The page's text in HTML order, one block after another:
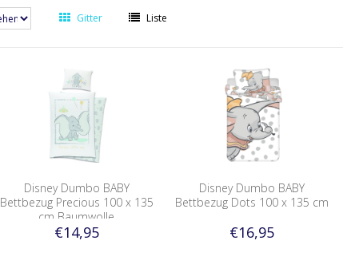
Gitter Liste
Disney Dumbo BABY
Bettbezug Precious 100 x 135
cm Baumwolle
€14,95
Disney Dumbo BABY
Bettbezug Dots 100 x 135 cm
€16,95